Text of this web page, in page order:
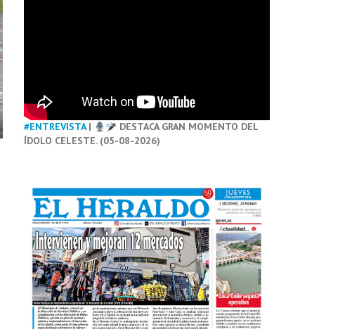
#ENTREVISTA|
DESTACA GRAN MOMENTO DEL
ÍDOLO CELESTE. (05-08-2026)